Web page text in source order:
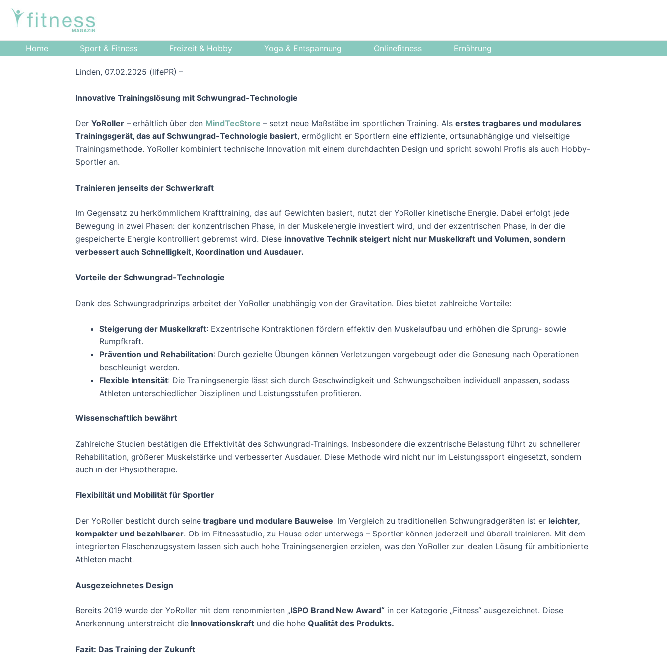
Zum
Inhalt
Home
Sport & Fitness Freizeit & Hobby Yoga & Entspannung Onlinefitness Ernährung
Linden, 07.02.2025 (lifePR) –
Innovative Trainingslösung mit Schwungrad-Technologie
Der YoRoller – erhältlich über den MindTecStore – setzt neue Maßstäbe im sportlichen Training. Als erstes tragbares und modulares
Trainingsgerät, das auf Schwungrad-Technologie basiert, ermöglicht er Sportlern eine effiziente, ortsunabhängige und vielseitige
Trainingsmethode. YoRoller kombiniert technische Innovation mit einem durchdachten Design und spricht sowohl Profis als auch Hobby-
Sportler an.
Trainieren jenseits der Schwerkraft
Im Gegensatz zu herkömmlichem Krafttraining, das auf Gewichten basiert, nutzt der YoRoller kinetische Energie. Dabei erfolgt jede
Bewegung in zwei Phasen: der konzentrischen Phase, in der Muskelenergie investiert wird, und der exzentrischen Phase, in der die
gespeicherte Energie kontrolliert gebremst wird. Diese innovative Technik steigert nicht nur Muskelkraft und Volumen, sondern
verbessert auch Schnelligkeit, Koordination und Ausdauer.
Vorteile der Schwungrad-Technologie
Dank des Schwungradprinzips arbeitet der YoRoller unabhängig von der Gravitation. Dies bietet zahlreiche Vorteile:
Steigerung der Muskelkraft: Exzentrische Kontraktionen fördern effektiv den Muskelaufbau und erhöhen die Sprung- sowie
Rumpfkraft.
Prävention und Rehabilitation: Durch gezielte Übungen können Verletzungen vorgebeugt oder die Genesung nach Operationen
beschleunigt werden.
Flexible Intensität: Die Trainingsenergie lässt sich durch Geschwindigkeit und Schwungscheiben individuell anpassen, sodass
Athleten unterschiedlicher Disziplinen und Leistungsstufen profitieren.
Wissenschaftlich bewährt
Zahlreiche Studien bestätigen die Effektivität des Schwungrad-Trainings. Insbesondere die exzentrische Belastung führt zu schnellerer
Rehabilitation, größerer Muskelstärke und verbesserter Ausdauer. Diese Methode wird nicht nur im Leistungssport eingesetzt, sondern
auch in der Physiotherapie.
Flexibilität und Mobilität für Sportler
Der YoRoller besticht durch seine tragbare und modulare Bauweise. Im Vergleich zu traditionellen Schwungradgeräten ist er leichter,
kompakter und bezahlbarer. Ob im Fitnessstudio, zu Hause oder unterwegs – Sportler können jederzeit und überall trainieren. Mit dem
integrierten Flaschenzugsystem lassen sich auch hohe Trainingsenergien erzielen, was den YoRoller zur idealen Lösung für ambitionierte
Athleten macht.
Ausgezeichnetes Design
Bereits 2019 wurde der YoRoller mit dem renommierten „ISPO Brand New Award“ in der Kategorie „Fitness“ ausgezeichnet. Diese
Anerkennung unterstreicht die Innovationskraft und die hohe Qualität des Produkts.
Fazit: Das Training der Zukunft
navigation